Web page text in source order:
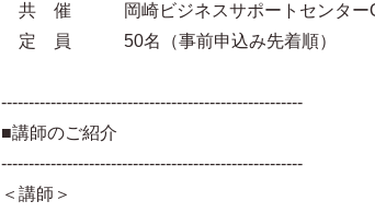
共 催 岡崎ビジネスサポートセンター
定 員 50名（事前申込み先着順）
-------------------------------------------------------
■講師のご紹介
-------------------------------------------------------
＜講師＞